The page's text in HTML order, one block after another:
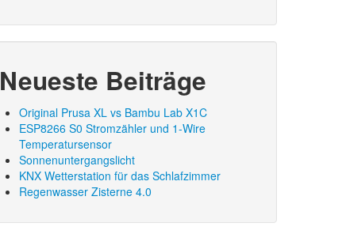
Neueste Beiträge
Original Prusa XL vs Bambu Lab X1C
ESP8266 S0 Stromzähler und 1-Wire
Temperatursensor
Sonnenuntergangslicht
KNX Wetterstation für das Schlafzimmer
Regenwasser Zisterne 4.0